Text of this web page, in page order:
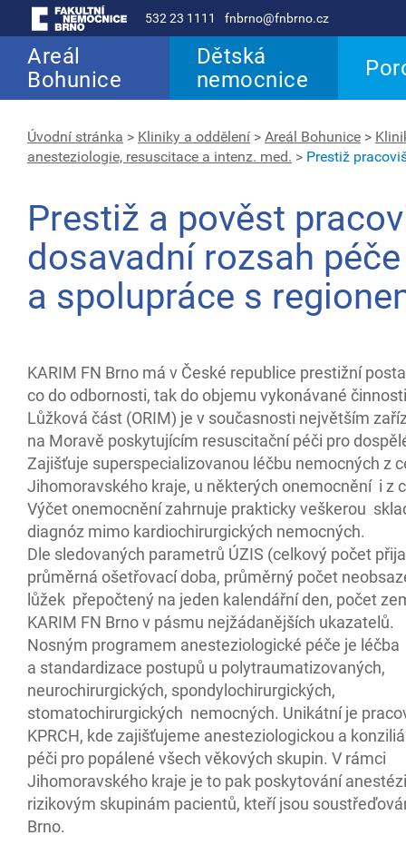
532 23 1111 fnbrno@fnbrno.cz
Areál
Bohunice
Dětská
nemocnice
Úvodní stránka > Kliniky a oddělení > Areál Bohunice >
anesteziologie, resuscitace a intenz. med. > Prestiž
Prestiž a pověst
dosavadní rozsah péče
a spolupráce s
KARIM FN Brno má v České republice prestižní
co do odbornosti, tak do objemu vykonávané
Lůžková část (ORIM) je v současnosti největším
na Moravě poskytujícím resuscitační péči pro
Zajišťuje superspecializovanou léčbu nemocných z
Jihomoravského kraje, u některých onemocnění i z
Výčet onemocnění zahrnuje prakticky veškerou
diagnóz mimo kardiochirurgických nemocných.
Dle sledovaných parametrů ÚZIS (celkový počet
průměrná ošetřovací doba, průměrný počet
lůžek přepočtený na jeden kalendářní den, počet
KARIM FN Brno v pásmu nejžádanějších ukazatelů.
Nosným programem anesteziologické péče je léčba
a standardizace postupů u polytraumatizovaných,
neurochirurgických, spondylochirurgických,
stomatochirurgických nemocných. Unikátní je
KPRCH, kde zajišťujeme anesteziologickou a
péči pro popálené všech věkových skupin. V rámci
Jihomoravského kraje je to pak poskytování
rizikovým skupinám pacientů, kteří jsou
Brno.